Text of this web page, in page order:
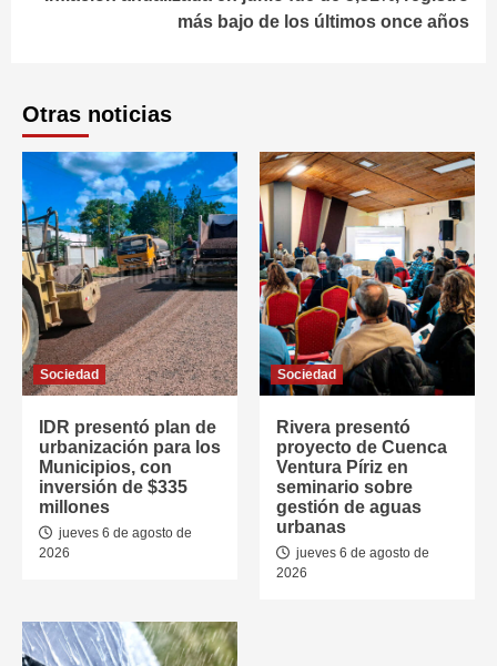
más bajo de los últimos once años
Otras noticias
Sociedad
IDR presentó plan de
urbanización para los
Municipios, con
inversión de $335
millones
jueves 6 de agosto de
2026
Sociedad
Rivera presentó
proyecto de Cuenca
Ventura Píriz en
seminario sobre
gestión de aguas
urbanas
jueves 6 de agosto de
2026